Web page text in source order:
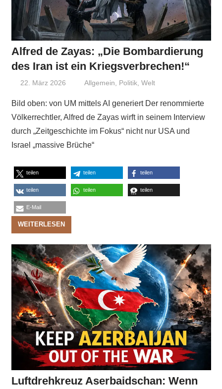
Alfred de Zayas: „Die Bombardierung
des Iran ist ein Kriegsverbrechen!“
22. März 2026 Niki Vogt
Allgemein Politik ,Welt
Bild oben: von UM mittels AI generiert Der renommierte
Völkerrechtler, Alfred de Zayas wirft in seinem Interview
durch „Zeitgeschichte im Fokus“ nicht nur USA und
Israel „massive Brüche“
teilen teilen teilen
teilen teilen teilen
E-Mail
WEITERLESEN
Luftdrehkreuz Aserbaidschan: Wenn